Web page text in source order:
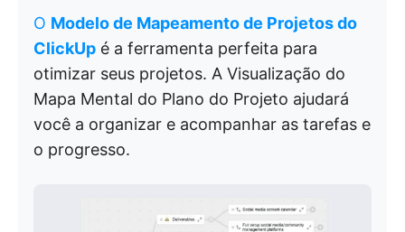
O Modelo de Mapeamento de Projetos do
ClickUp é a ferramenta perfeita para
otimizar seus projetos. A Visualização do
Mapa Mental do Plano do Projeto ajudará
você a organizar e acompanhar as tarefas e
o progresso.